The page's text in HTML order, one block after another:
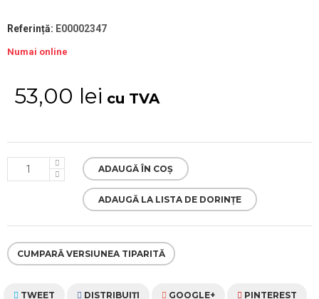
Referință: E00002347
Numai online
53,00 lei cu TVA
ADAUGĂ ÎN COȘ
ADAUGĂ LA LISTA DE DORINȚE
CUMPARĂ VERSIUNEA TIPARITĂ
TWEET DISTRIBUIŢI GOOGLE+ PINTEREST